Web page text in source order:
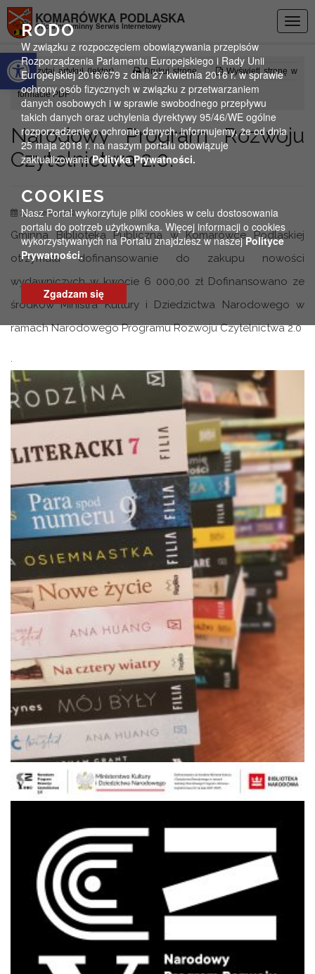
Otwórz pasek narzędzi
KOMARÓWKA PODLASKA
Oficjalny gminny Serwis Internetowy
Czytaj artykuł (lektor) Drukuj stronę Wyświetl stronę w
formacie PDF
Narodowy Program Rozwoju
Czytelnictwa 2.0.
13 września 2023
Gminna Biblioteka Publiczna w Komarówce Podlaskiej
otrzymała dofinansowanie do zakupu nowości
wydawniczych w kwocie 6 000,00 zł Dofinansowano ze
środków Ministra Kultury i Dziedzictwa Narodowego w
ramach Narodowego Programu Rozwoju Czytelnictwa 2.0
.
RODO
W związku z rozpoczęciem obowiązywania przepisów
Rozporządzenia Parlamentu Europejskiego i Rady Unii
Europejskiej 2016/679 z dnia 27 kwietnia 2016 r. w sprawie
ochrony osób fizycznych w związku z przetwarzaniem
danych osobowych i w sprawie swobodnego przepływu
takich danych oraz uchylenia dyrektywy 95/46/WE ogólne
rozporządzenie o ochronie danych, informujemy, że od dnia
25 maja 2018 r. na naszym portalu obowiązuje
zaktualizowanaPolityka Prywatności.
COOKIES
Nasz Portal wykorzytuje pliki cookies w celu dostosowania
portalu do potrzeb użytkownika. Więcej informacji o cookies
wykorzystywanych na Portalu znajdziesz w naszejPolityce
Prywatności.
Zgadzam się